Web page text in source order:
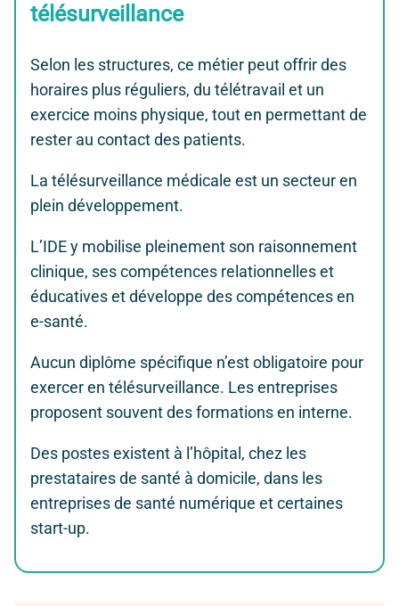
télésurveillance
Selon les structures, ce métier peut offrir des
horaires plus réguliers, du télétravail et un
exercice moins physique, tout en permettant de
rester au contact des patients.
La télésurveillance médicale est un secteur en
plein développement.
L’IDE y mobilise pleinement son raisonnement
clinique, ses compétences relationnelles et
éducatives et développe des compétences en
e-santé.
Aucun diplôme spécifique n’est obligatoire pour
exercer en télésurveillance. Les entreprises
proposent souvent des formations en interne.
Des postes existent à l’hôpital, chez les
prestataires de santé à domicile, dans les
entreprises de santé numérique et certaines
start-up.